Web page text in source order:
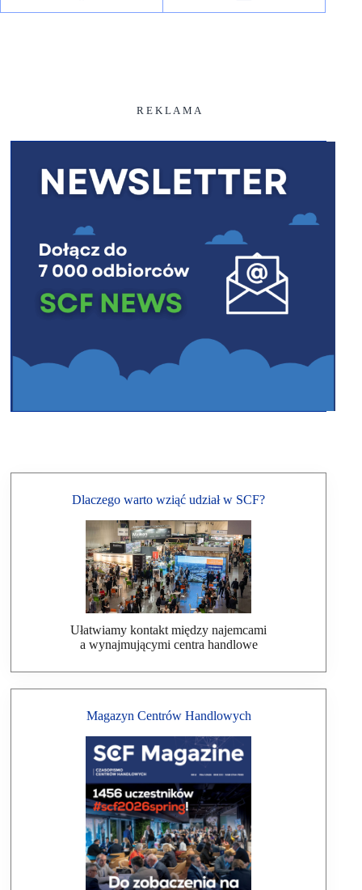
R E K L A M A
Dlaczego warto wziąć udział w SCF?
Ułatwiamy kontakt między najemcami
a wynajmującymi centra handlowe
Magazyn Centrów Handlowych